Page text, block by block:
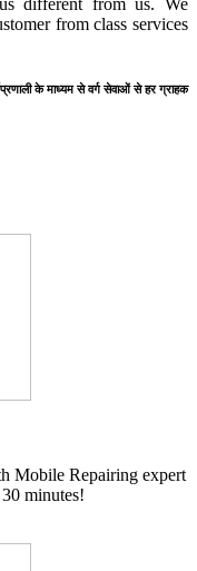
different from us. We
from class services
के माध्यम से वर्ग सेवाओं से हर ग्राहक
Mobile Repairing expert
minutes!